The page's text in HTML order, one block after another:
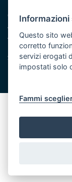
Cookie e privacy
Amministrazione
Atti di notifica
Feed RSS
Servizi Intranet
Questo sito
corretto
servizi erogati
impostati solo
Fammi